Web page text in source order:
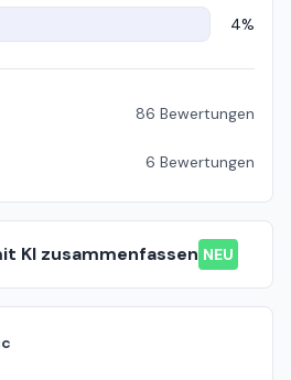
4%
86 Bewertungen
6 Bewertungen
KI zusammenfassen NEU